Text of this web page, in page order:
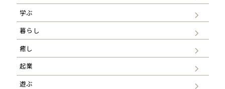
学ぶ
暮らし
癒し
起業
遊ぶ